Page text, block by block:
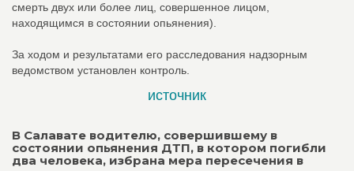
смерть двух или более лиц, совершенное лицом,
находящимся в состоянии опьянения).
За ходом и результатами его расследования надзорным
ведомством установлен контроль.
источник
В Салавате водителю, совершившему в
состоянии опьянения ДТП, в котором погибли
два человека, избрана мера пересечения в